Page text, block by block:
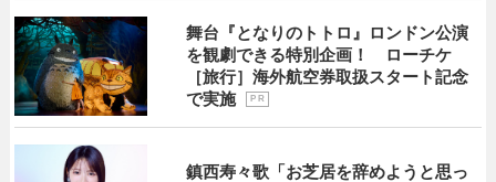
舞台『となりのトトロ』ロンドン公演
を観劇できる特別企画！ ローチケ
［旅行］海外航空券取扱スタート記念
で実施
P R
鎮西寿々歌「お芝居を辞めようと思っ